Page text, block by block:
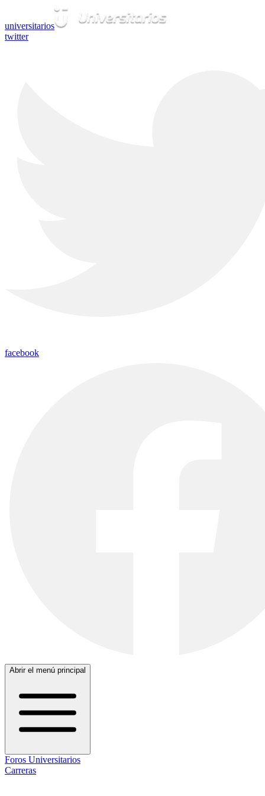
universitarios
twitter
facebook
Abrir el menú principal
Foros Universitarios
Carreras